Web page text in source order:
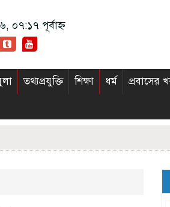
০৭:১৭ পূর্বাহ্ন
তথ্যপ্রযুক্তি শিক্ষা ধর্ম প্রবাসের